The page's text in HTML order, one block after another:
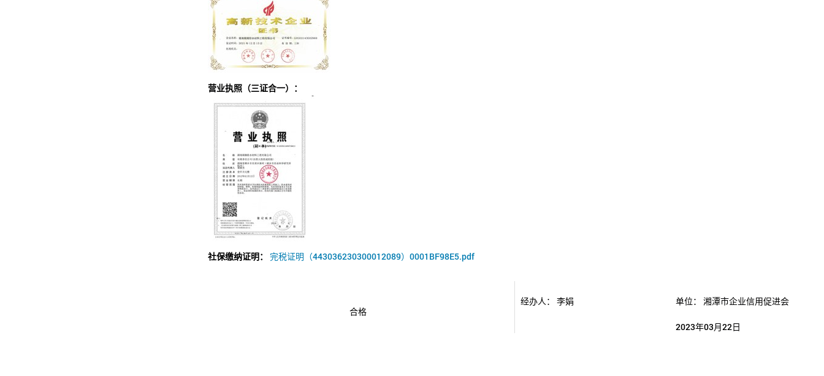
营业执照（三证合一）：
社保缴纳证明： 完税证明（443036230300012089）0001BF98E5.pdf
合格
经办人： 李娟 单位： 湘潭市企业信用促进会
2023年03月22日